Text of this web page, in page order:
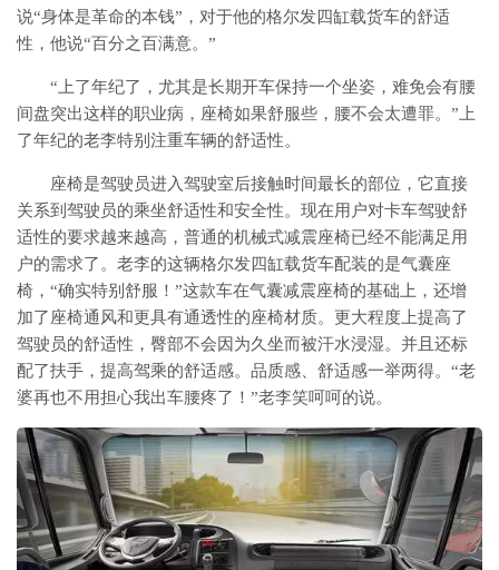
说“身体是革命的本钱”，对于他的格尔发四缸载货车的舒适
性，他说“百分之百满意。”
“上了年纪了，尤其是长期开车保持一个坐姿，难免会有腰
间盘突出这样的职业病，座椅如果舒服些，腰不会太遭罪。”上
了年纪的老李特别注重车辆的舒适性。
座椅是驾驶员进入驾驶室后接触时间最长的部位，它直接
关系到驾驶员的乘坐舒适性和安全性。现在用户对卡车驾驶舒
适性的要求越来越高，普通的机械式减震座椅已经不能满足用
户的需求了。老李的这辆格尔发四缸载货车配装的是气囊座
椅，“确实特别舒服！”这款车在气囊减震座椅的基础上，还增
加了座椅通风和更具有通透性的座椅材质。更大程度上提高了
驾驶员的舒适性，臀部不会因为久坐而被汗水浸湿。并且还标
配了扶手，提高驾乘的舒适感。品质感、舒适感一举两得。“老
婆再也不用担心我出车腰疼了！”老李笑呵呵的说。